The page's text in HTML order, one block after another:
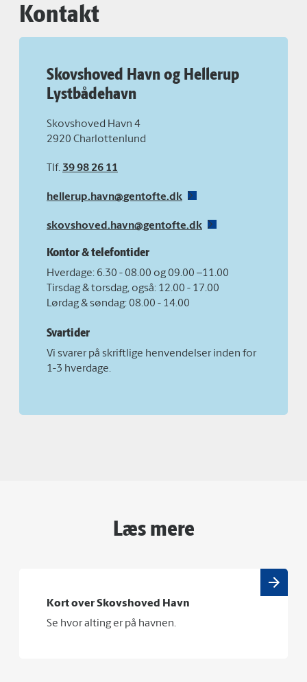
Kontakt
Skovshoved Havn og Hellerup
Lystbådehavn
Skovshoved Havn 4
2920 Charlottenlund
Tlf. 39 98 26 11
hellerup.havn@gentofte.dk
skovshoved.havn@gentofte.dk
Kontor & telefontider
Hverdage: 6.30 - 08.00 og 09.00 –11.00
Tirsdag & torsdag, også: 12.00 - 17.00
Lørdag & søndag: 08.00 - 14.00
Svartider
Vi svarer på skriftlige henvendelser inden for
1-3 hverdage.
Læs mere
Kort over Skovshoved Havn
Se hvor alting er på havnen.